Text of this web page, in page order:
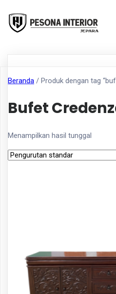
Beranda / Produk dengan tag
Bufet
Menampilkan hasil tunggal